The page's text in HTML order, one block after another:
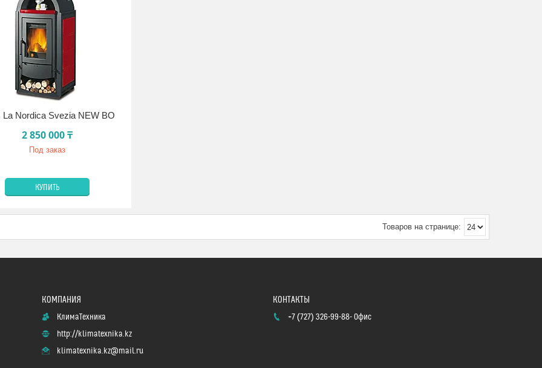
La Nordica Svezia NEW BO
2 850 000 ₸
Под заказ
КУПИТЬ
КлимаТехника
http://klimatexnika.kz
klimatexnika.kz@mail.ru
+7 (727) 326-99-88 Офис